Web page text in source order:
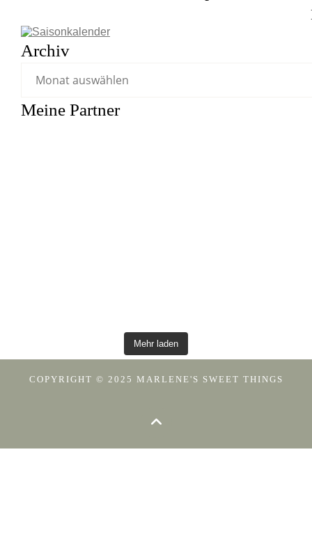
Archiv
Meine Partner
Mehr laden
COPYRIGHT © 2025 MARLENE'S SWEET THINGS